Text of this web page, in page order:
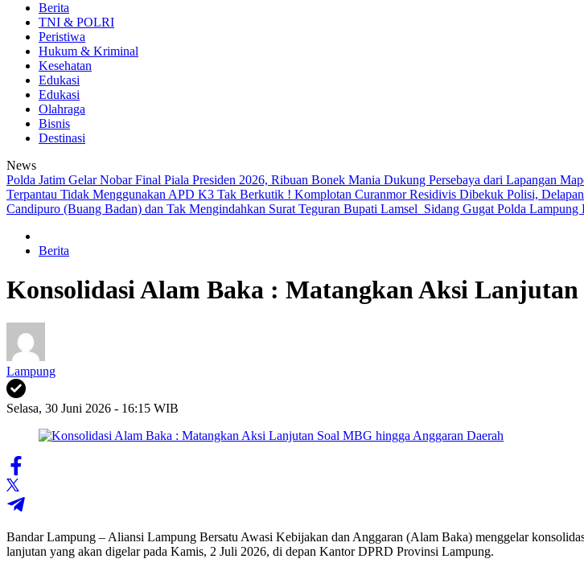
Berita
TNI & POLRI
Peristiwa
Hukum & Kriminal
Kesehatan
Edukasi
Edukasi
Olahraga
Bisnis
Destinasi
News
Polda Jatim Gelar Nobar Final Piala Presiden 2026, Ribuan Bonek Mania Dukung Persebaya dari Lapangan
Terpantau Tidak Menggunakan APD K3 Tak Berkutik ! Komplotan Curanmor Residivis Dibekuk Polisi,
Candipuro (Buang Badan) dan Tak Mengindahkan Surat Teguran Bupati Lamsel ‎ Sidang Gugat Polda
Berita
Konsolidasi Alam Baka : Matangkan Aksi
Lampung
Selasa, 30 Juni 2026 - 16:15 WIB
Bandar Lampung – Aliansi Lampung Bersatu Awasi Kebijakan dan Anggaran (Alam Baka) menggelar
lanjutan yang akan digelar pada Kamis, 2 Juli 2026, di depan Kantor DPRD Provinsi Lampung.